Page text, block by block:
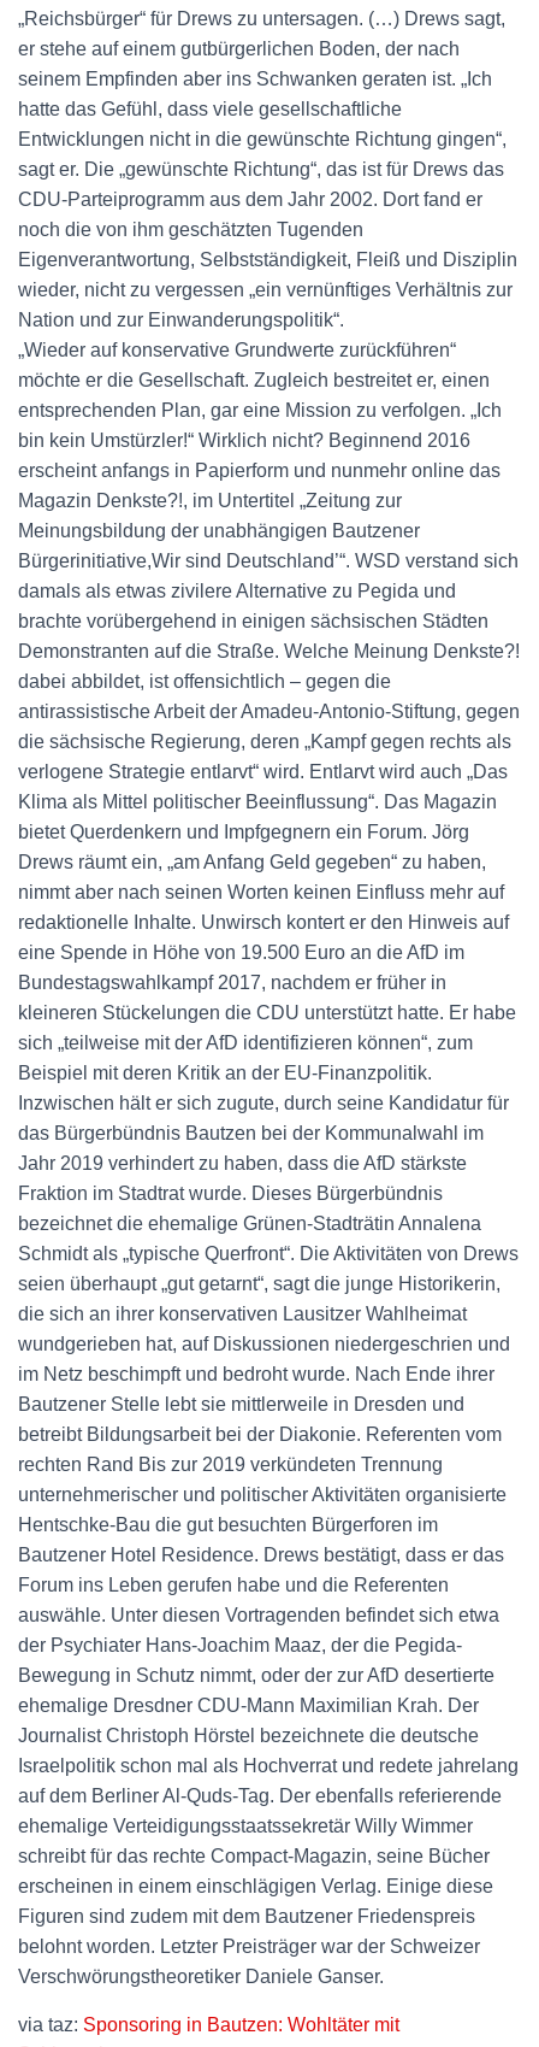
„Reichsbürger“ für Drews zu untersagen. (…) Drews sagt,
er stehe auf einem gutbürgerlichen Boden, der nach
seinem Empfinden aber ins Schwanken geraten ist. „Ich
hatte das Gefühl, dass viele gesellschaftliche
Entwicklungen nicht in die gewünschte Richtung gingen“,
sagt er. Die „gewünschte Richtung“, das ist für Drews das
CDU-Parteiprogramm aus dem Jahr 2002. Dort fand er
noch die von ihm geschätzten Tugenden
Eigenverantwortung, Selbstständigkeit, Fleiß und Disziplin
wieder, nicht zu vergessen „ein vernünftiges Verhältnis zur
Nation und zur Einwanderungspolitik“.
„Wieder auf konservative Grundwerte zurückführen“
möchte er die Gesellschaft. Zugleich bestreitet er, einen
entsprechenden Plan, gar eine Mission zu verfolgen. „Ich
bin kein Umstürzler!“ Wirklich nicht? Beginnend 2016
erscheint anfangs in Papierform und nunmehr online das
Magazin Denkste?!, im Untertitel „Zeitung zur
Meinungsbildung der unabhängigen Bautzener
Bürgerinitiative,Wir sind Deutschland’“. WSD verstand sich
damals als etwas zivilere Alternative zu Pegida und
brachte vorübergehend in einigen sächsischen Städten
Demonstranten auf die Straße. Welche Meinung Denkste?!
dabei abbildet, ist offensichtlich – gegen die
antirassistische Arbeit der Amadeu-Antonio-Stiftung, gegen
die sächsische Regierung, deren „Kampf gegen rechts als
verlogene Strategie entlarvt“ wird. Entlarvt wird auch „Das
Klima als Mittel politischer Beeinflussung“. Das Magazin
bietet Querdenkern und Impfgegnern ein Forum. Jörg
Drews räumt ein, „am Anfang Geld gegeben“ zu haben,
nimmt aber nach seinen Worten keinen Einfluss mehr auf
redaktionelle Inhalte. Unwirsch kontert er den Hinweis auf
eine Spende in Höhe von 19.500 Euro an die AfD im
Bundestagswahlkampf 2017, nachdem er früher in
kleineren Stückelungen die CDU unterstützt hatte. Er habe
sich „teilweise mit der AfD identifizieren können“, zum
Beispiel mit deren Kritik an der EU-Finanzpolitik.
Inzwischen hält er sich zugute, durch seine Kandidatur für
das Bürgerbündnis Bautzen bei der Kommunalwahl im
Jahr 2019 verhindert zu haben, dass die AfD stärkste
Fraktion im Stadtrat wurde. Dieses Bürgerbündnis
bezeichnet die ehemalige Grünen-Stadträtin Annalena
Schmidt als „typische Querfront“. Die Aktivitäten von Drews
seien überhaupt „gut getarnt“, sagt die junge Historikerin,
die sich an ihrer konservativen Lausitzer Wahlheimat
wundgerieben hat, auf Diskussionen niedergeschrien und
im Netz beschimpft und bedroht wurde. Nach Ende ihrer
Bautzener Stelle lebt sie mittlerweile in Dresden und
betreibt Bildungsarbeit bei der Diakonie. Referenten vom
rechten Rand Bis zur 2019 verkündeten Trennung
unternehmerischer und politischer Aktivitäten organisierte
Hentschke-Bau die gut besuchten Bürgerforen im
Bautzener Hotel Residence. Drews bestätigt, dass er das
Forum ins Leben gerufen habe und die Referenten
auswähle. Unter diesen Vortragenden befindet sich etwa
der Psychiater Hans-Joachim Maaz, der die Pegida-
Bewegung in Schutz nimmt, oder der zur AfD desertierte
ehemalige Dresdner CDU-Mann Maximilian Krah. Der
Journalist Christoph Hörstel bezeichnete die deutsche
Israelpolitik schon mal als Hochverrat und redete jahrelang
auf dem Berliner Al-Quds-Tag. Der ebenfalls referierende
ehemalige Verteidigungsstaatssekretär Willy Wimmer
schreibt für das rechte Compact-Magazin, seine Bücher
erscheinen in einem einschlägigen Verlag. Einige diese
Figuren sind zudem mit dem Bautzener Friedenspreis
belohnt worden. Letzter Preisträger war der Schweizer
Verschwörungstheoretiker Daniele Ganser.
via taz: Sponsoring in Bautzen: Wohltäter mit